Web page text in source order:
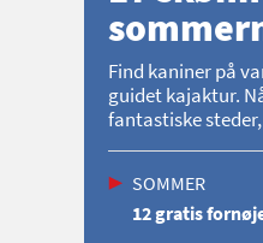
Find kaniner på
guidet kajaktur.
fantastiske
SOMMER
12 gratis